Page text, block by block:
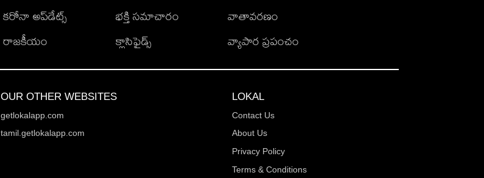
కరోనా అప్‌డేట్స్
రాజకీయం
భక్తి సమాచారం
క్లాసిఫైడ్స్
వాతావరణం
వ్యాపార ప్రపంచం
OUR OTHER WEBSITES
getlokalapp.com
tamil.getlokalapp.com
LOKAL
Contact Us
About Us
Privacy Policy
Terms & Conditions